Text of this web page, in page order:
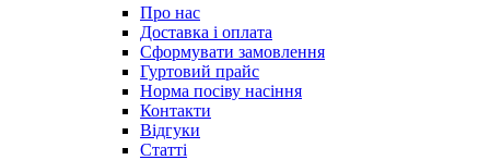
Про нас
Доставка і оплата
Сформувати замовлення
Гуртовий прайс
Норма посіву насіння
Контакти
Відгуки
Статті